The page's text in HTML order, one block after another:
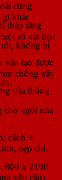
cũng
khác .
thép tăng
số vật liệu
tốt, không bị
vẫn tạo được
chống trầy
cửa thông
cho ngôi nhà
cánh +
nẹp chỉ.
800 x 2100
yêu cầu).